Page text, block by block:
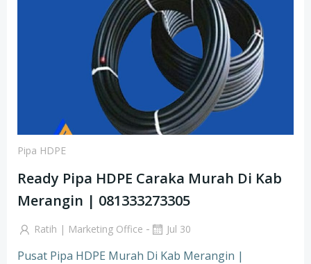
Pipa HDPE
Ready Pipa HDPE Caraka Murah Di Kab
Merangin | 081333273305
Ratih | Marketing Office - Jul 30
Pusat Pipa HDPE Murah Di Kab Merangin |